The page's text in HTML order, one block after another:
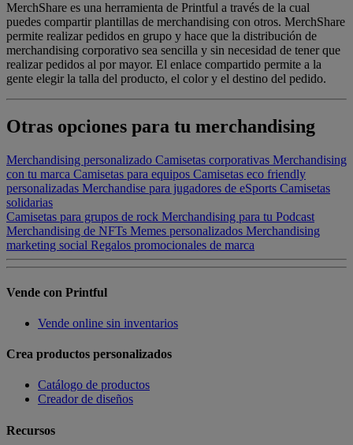
MerchShare es una herramienta de Printful a través de la cual
puedes compartir plantillas de merchandising con otros. MerchShare
permite realizar pedidos en grupo y hace que la distribución de
merchandising corporativo sea sencilla y sin necesidad de tener que
realizar pedidos al por mayor. El enlace compartido permite a la
gente elegir la talla del producto, el color y el destino del pedido.
Otras opciones para tu merchandising
Merchandising personalizado Camisetas corporativas Merchandising
con tu marca Camisetas para equipos Camisetas eco friendly
personalizadas Merchandise para jugadores de eSports Camisetas
solidarias
Camisetas para grupos de rock Merchandising para tu Podcast
Merchandising de NFTs Memes personalizados Merchandising
marketing social Regalos promocionales de marca
Vende con Printful
Vende online sin inventarios
Crea productos personalizados
Catálogo de productos
Creador de diseños
Recursos